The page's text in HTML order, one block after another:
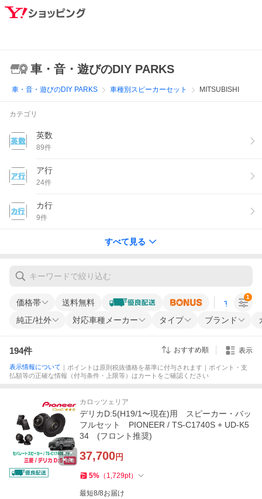
車・音・遊びのDIY PARKS
車・音・遊びのDIY PARKS 車種別スピーカーセット MITSUBISHI
カテゴリ
英数
89件
ア行
24件
カ行
9件
すべて見る
価格帯 送料無料 すべての条
純正/社外 対応車種メーカー タイプ ブランド
1
194件 おすすめ順 表示
表示情報について ｜ポイントは原則税抜価格を基準に付与されます｜ポイント・支
払額等の正確な情報（付与条件・上限等）はカートをご確認ください
カロッツェリア
デリカD:5(H19/1〜現在)用 スピーカー・バッ
フルセット PIONEER / TS-C1740S + UD-K5
34 (フロント推奨)
37,700円
5% （ 1,729pt）
最短8/8お届け